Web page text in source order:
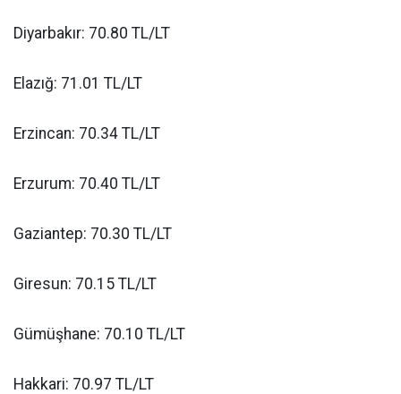
Diyarbakır: 70.80 TL/LT
Elazığ: 71.01 TL/LT
Erzincan: 70.34 TL/LT
Erzurum: 70.40 TL/LT
Gaziantep: 70.30 TL/LT
Giresun: 70.15 TL/LT
Gümüşhane: 70.10 TL/LT
Hakkari: 70.97 TL/LT